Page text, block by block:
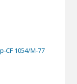
CF 1054/M-77